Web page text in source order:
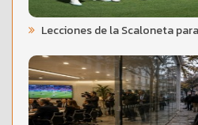
Lecciones de la Scaloneta